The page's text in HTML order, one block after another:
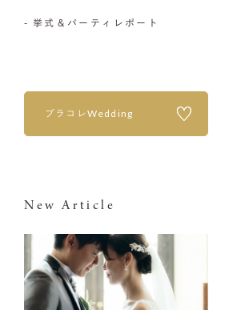
- 挙式＆パーティレポート
プラコレWedding
New Article